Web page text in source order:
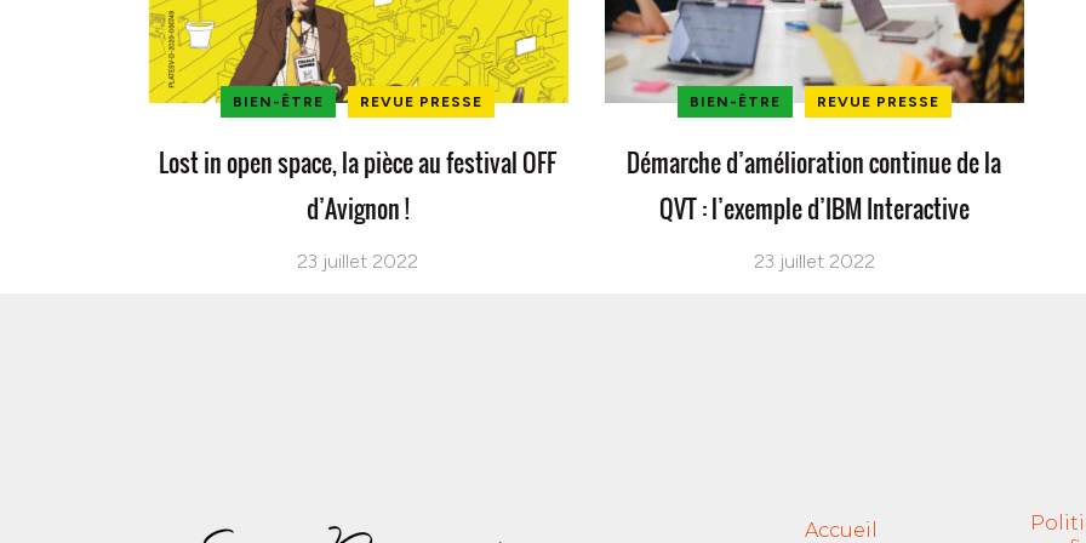
BIEN-ÊTRE REVUE PRESSE
Lost in open space, la pièce au festival OFF
d’Avignon !
23 juillet 2022
BIEN-ÊTRE REVUE PRESSE
Démarche d’amélioration continue de la
QVT : l’exemple d’IBM Interactive
23 juillet 2022
Accueil